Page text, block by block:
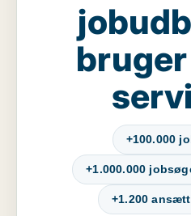
+100.000
+1.000.000
+1.200